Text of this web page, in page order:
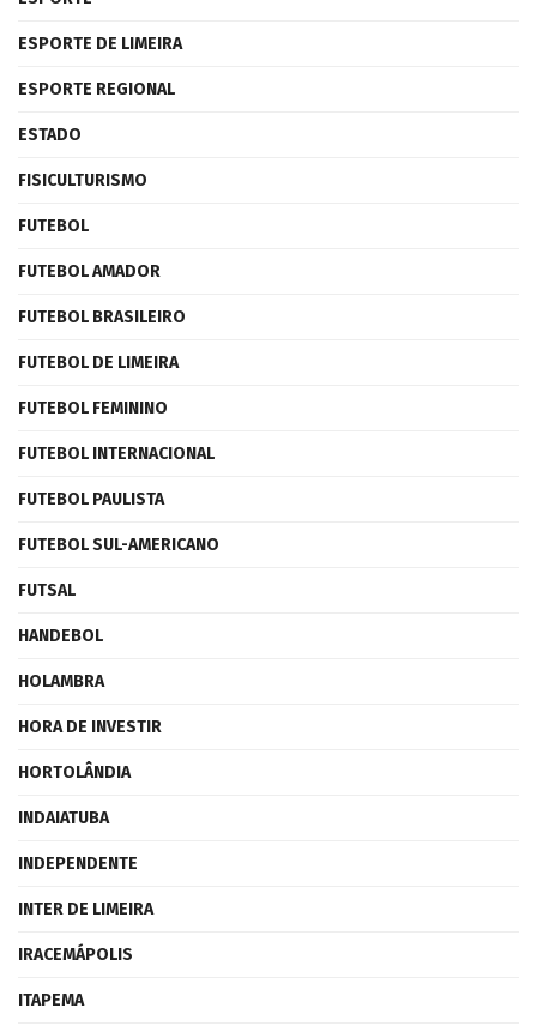
ESPORTE DE LIMEIRA
ESPORTE REGIONAL
ESTADO
FISICULTURISMO
FUTEBOL
FUTEBOL AMADOR
FUTEBOL BRASILEIRO
FUTEBOL DE LIMEIRA
FUTEBOL FEMININO
FUTEBOL INTERNACIONAL
FUTEBOL PAULISTA
FUTEBOL SUL-AMERICANO
FUTSAL
HANDEBOL
HOLAMBRA
HORA DE INVESTIR
HORTOLÂNDIA
INDAIATUBA
INDEPENDENTE
INTER DE LIMEIRA
IRACEMÁPOLIS
ITAPEMA